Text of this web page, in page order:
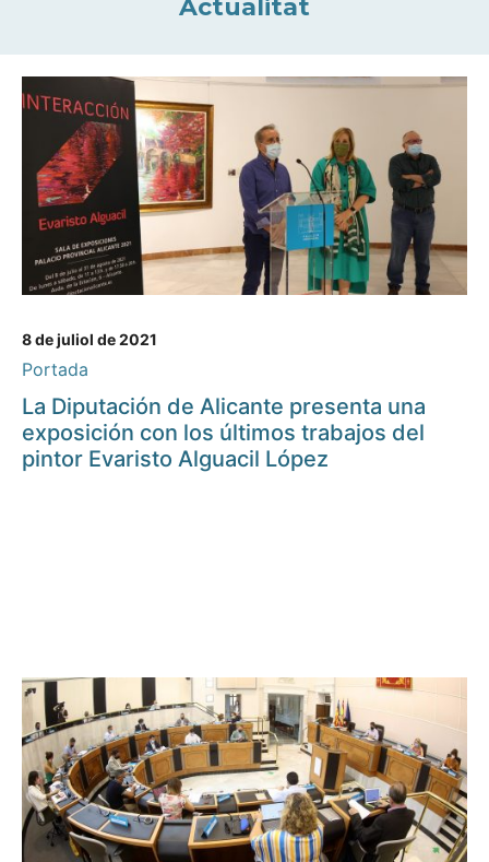
Actualitat
8 de juliol de 2021
Portada
La Diputación de Alicante presenta una
exposición con los últimos trabajos del
pintor Evaristo Alguacil López